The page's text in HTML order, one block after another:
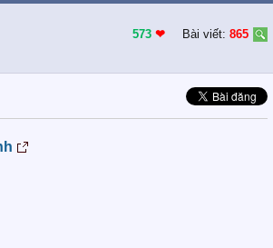
573 ❤︎ Bài viết: 865